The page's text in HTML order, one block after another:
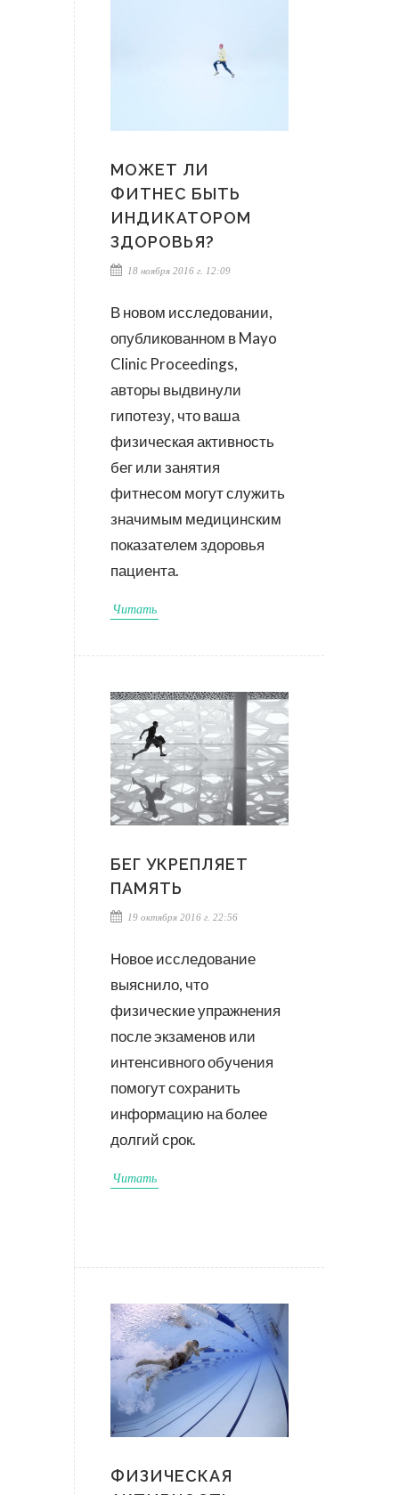
МОЖЕТ ЛИ
ФИТНЕС БЫТЬ
ИНДИКАТОРОМ
ЗДОРОВЬЯ?
18 ноября 2016 г. 12:09
В новом исследовании,
опубликованном в Mayo
Clinic Proceedings,
авторы выдвинули
гипотезу, что ваша
физическая активность
бег или занятия
фитнесом могут служить
значимым медицинским
показателем здоровья
пациента.
Читать
БЕГ УКРЕПЛЯЕТ
ПАМЯТЬ
19 октября 2016 г. 22:56
Новое исследование
выяснило, что
физические упражнения
после экзаменов или
интенсивного обучения
помогут сохранить
информацию на более
долгий срок.
Читать
ФИЗИЧЕСКАЯ